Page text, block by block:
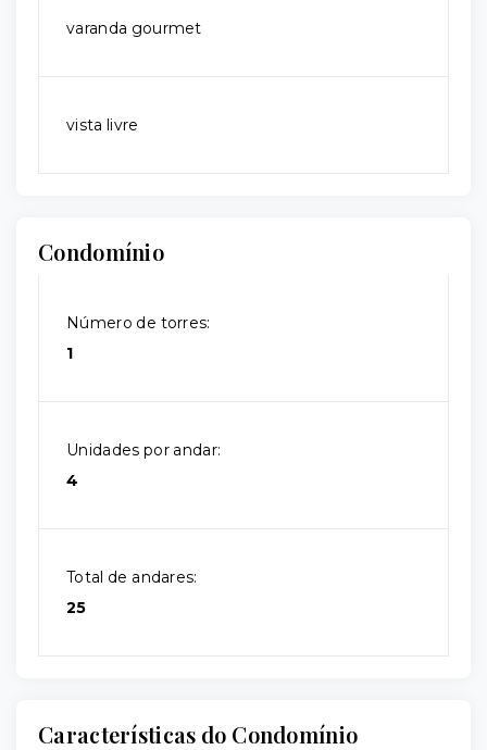
varanda gourmet
vista livre
Condomínio
Número de torres:
1
Unidades por andar:
4
Total de andares:
25
Características do Condomínio